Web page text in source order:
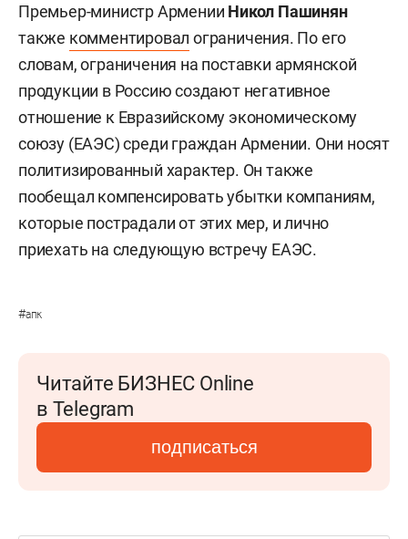
Премьер-министр Армении Никол Пашинян
также комментировал ограничения. По его
словам, ограничения на поставки армянской
продукции в Россию создают негативное
отношение к Евразийскому экономическому
союзу (ЕАЭС) среди граждан Армении. Они носят
политизированный характер. Он также
пообещал компенсировать убытки компаниям,
которые пострадали от этих мер, и лично
приехать на следующую встречу ЕАЭС.
#апк
Читайте БИЗНЕС Online
в Telegram
подписаться